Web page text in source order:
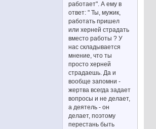
работает". А ему в
ответ: " Ты, мужик,
работать пришел
или херней страдать
вместо работы ? У
нас складывается
мнение, что ты
просто херней
страдаешь. Да и
вообще запомни -
жертва всегда задает
вопросы и не делает,
а деятель - он
делает, поэтому
перестань быть